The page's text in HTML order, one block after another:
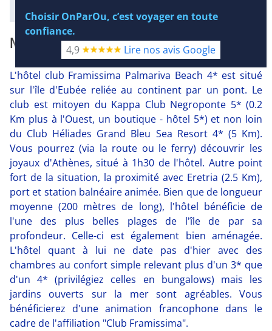
NOTRE AVIS
L'hôtel club Framissima Palmariva Beach 4* est situé
sur l'île d'Eubée reliée au continent par un pont. Le
club est mitoyen du Kappa Club Negroponte 5* (0.2
Km plus à l'Ouest, un boutique - hôtel 5*) et non loin
du Club Héliades Grand Bleu Sea Resort 4* (5 Km).
Vous pourrez (via la route ou le ferry) découvrir les
joyaux d'Athènes, situé à 1h30 de l'hôtel. Autre point
fort de la situation, la proximité avec Eretria (2.5 Km),
port et station balnéaire animée. Bien que de longueur
moyenne (200 mètres de long), l'hôtel bénéficie de
l'une des plus belles plages de l'île de par sa
profondeur. Celle-ci est également bien aménagée.
L'hôtel quant à lui ne date pas d'hier avec des
chambres au confort simple relevant plus d'un 3* que
d'un 4* (privilégiez celles en bungalows) mais les
jardins ouverts sur la mer sont agréables. Vous
bénéficierez d'une animation francophone dans le
cadre de l'affiliation "Club Framissima".
Choisir OnParOu, c’est voyager en toute
confiance.
4,9
Lire nos avis Google